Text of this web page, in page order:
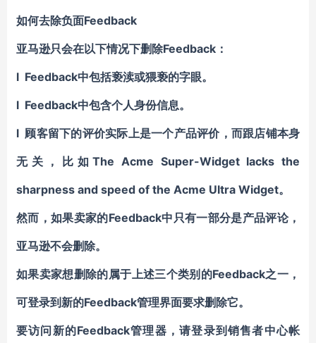
如何去除负面Feedback
亚马逊只会在以下情况下删除Feedback：
l Feedback中包括亵渎或猥亵的字眼。
l Feedback中包含个人身份信息。
l 顾客留下的评价实际上是一个产品评价，而跟店铺本身
无关，比如The Acme Super-Widget lacks the
sharpness and speed of the Acme Ultra Widget。
然而，如果卖家的Feedback中只有一部分是产品评论，
亚马逊不会删除。
如果卖家想删除的属于上述三个类别的Feedback之一，
可登录到新的Feedback管理界面要求删除它。
要访问新的Feedback管理器，请登录到销售者中心帐